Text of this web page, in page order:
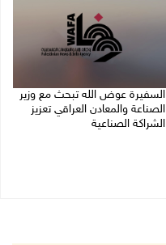
السفيرة عوض الله تبحث مع وزير
الصناعة والمعادن العراقي تعزيز
الشراكة الصناعية